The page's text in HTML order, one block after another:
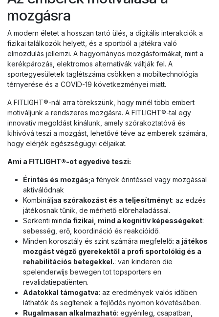
mozgásra
A modern életet a hosszan tartó ülés, a digitális interakciók a
fizikai találkozók helyett, és a sportból a játékra való
elmozdulás jellemzi. A hagyományos mozgásformákat, mint a
kerékpározás, elektromos alternatívák váltják fel. A
sportegyesületek taglétszáma csökken a mobiltechnológia
térnyerése és a COVID-19 következményei miatt.
A FITLIGHT®-nál arra törekszünk, hogy minél több embert
motiváljunk a rendszeres mozgásra. A FITLIGHT®-tal egy
innovatív megoldást kínálunk, amely szórakoztatóvá és
kihívóvá teszi a mozgást, lehetővé téve az emberek számára,
hogy elérjék egészségügyi céljaikat.
Ami a FITLIGHT®-ot egyedivé teszi:
Érintés és mozgás;a fények érintéssel vagy mozgással
aktiválódnak
Kombináljaa szórakozást és a teljesítményt: az edzés
játékosnak tűnik, de mérhető előrehaladással.
Serkenti minda fizikai, mind a kognitív képességeket:
sebesség, erő, koordináció és reakcióidő.
Minden korosztály és szint számára megfelelő: a játékos
mozgást végző gyerekektől a profi sportolókig és a
rehabilitációs betegekkel.: van kinderen die
spelenderwijs bewegen tot topsporters en
revalidatiepatiënten.
Adatokkal támogatva: az eredmények valós időben
láthatók és segítenek a fejlődés nyomon követésében.
Rugalmasan alkalmazható: egyénileg, csapatban,